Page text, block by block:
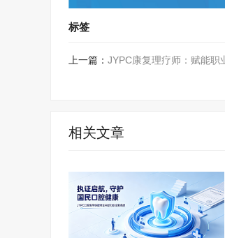
标签
上一篇： JYPC康复理疗师：赋能职
相关文章